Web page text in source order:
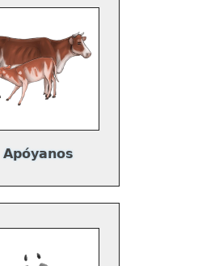
Apóyanos